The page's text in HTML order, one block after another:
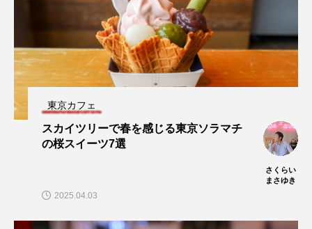
東京カフェ
スカイツリーで春を感じる東京ソラマチ
の桜スイーツ7選
さくらい
まさゆき
2025.04.03